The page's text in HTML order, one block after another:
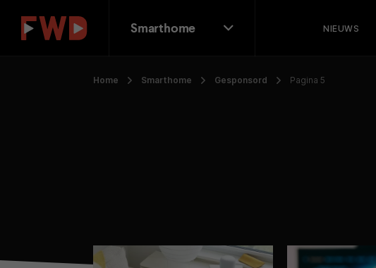
Smarthome NIEUWS
Home Smarthome Gesponsord Pagina 5